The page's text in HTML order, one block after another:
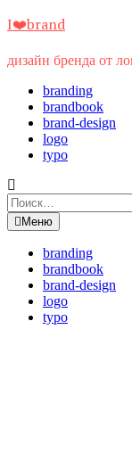
Перейти
содержимому
I❤️brand
дизайн бренда от
branding
brandbook
brand-design
logo
typo
Найти:
Меню
branding
brandbook
brand-design
logo
typo